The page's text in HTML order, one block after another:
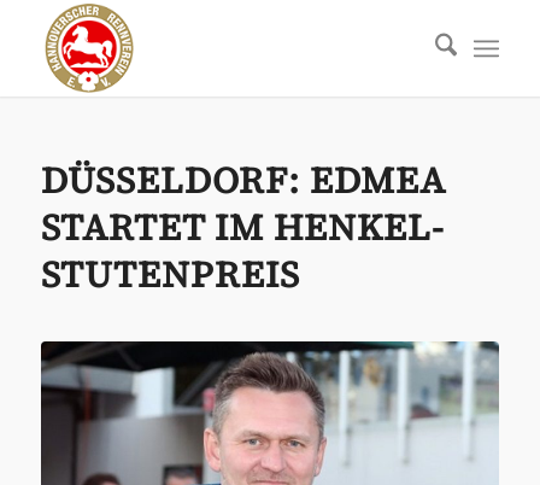
DÜSSELDORF: EDMEA
STARTET IM HENKEL-
STUTENPREIS